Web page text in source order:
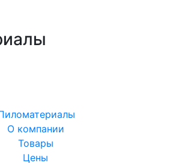
О компании
Товары
Цены